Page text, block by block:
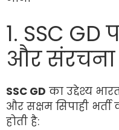
1. SSC GD
और संरचना
SSC GD का उद्देश्य
और सक्षम सिपाही भर्ती
होती है: